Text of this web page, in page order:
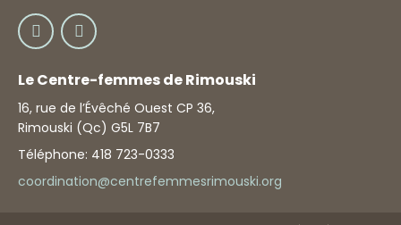
Le Centre-femmes de Rimouski
16, rue de l’Évêché Ouest CP 36,
Rimouski (Qc) G5L 7B7
Téléphone: 418 723-0333
coordination@centrefemmesrimouski.org